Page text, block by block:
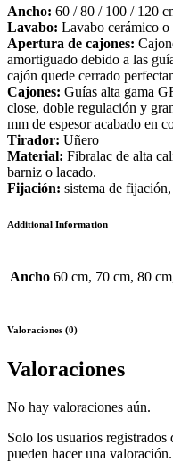
Ancho: 60 / 80 / 100 / 120
Lavabo: Lavabo cerámico o
Apertura de cajones:
amortiguado debido a las
cajón quede cerrado
Cajones: Guías alta gama
close, doble regulación y
mm de espesor acabado en
Tirador: Uñero
Material: Fibralac de alta
barniz o lacado.
Fijación: sistema de
Additional Information
Ancho 60 cm, 70 cm, 80
Valoraciones (0)
Valoraciones
No hay valoraciones aún.
Solo los usuarios
pueden hacer una valoración.